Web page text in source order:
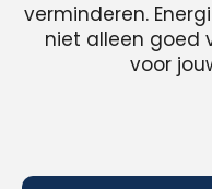
verminderen.
niet alleen goed
voor